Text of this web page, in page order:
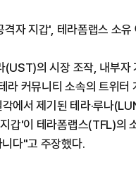
자 지갑', 테라폼랩스 소유
(UST)의 시장 조작, 내부자
라 커뮤니티 소속의 트위터
에서 제기된 테라·루나
갑'이 테라폼랩스(TFL)의
다"고 주장했다.